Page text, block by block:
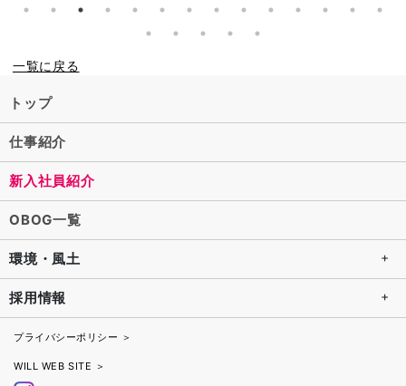
一覧に戻る
トップ
仕事紹介
新入社員紹介
OBOG一覧
環境・風土
採用情報
プライバシーポリシー ＞
WILL WEB SITE ＞